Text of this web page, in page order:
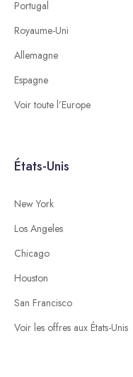
Portugal
Royaume-Uni
Allemagne
Espagne
Voir toute l’Europe
États-Unis
New York
Los Angeles
Chicago
Houston
San Francisco
Voir les offres aux États-Unis